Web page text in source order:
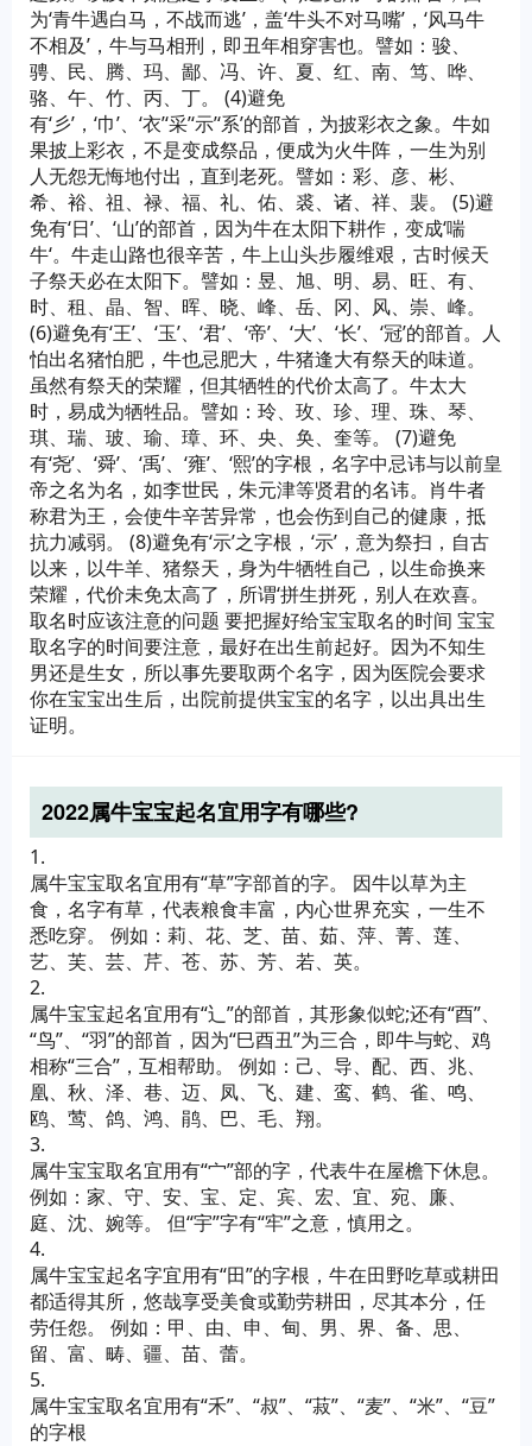
为‘青牛遇白马，不战而逃’，盖‘牛头不对马嘴’，‘风马牛
不相及’，牛与马相刑，即丑年相穿害也。譬如：骏、
骋、民、腾、玛、鄙、冯、许、夏、红、南、笃、哗、
骆、午、竹、丙、丁。 (4)避免
有‘彡’，‘巾’、‘衣’‘采’‘示’‘系’的部首，为披彩衣之象。牛如
果披上彩衣，不是变成祭品，便成为火牛阵，一生为别
人无怨无悔地付出，直到老死。譬如：彩、彦、彬、
希、裕、祖、禄、福、礼、佑、裘、诸、祥、裴。 (5)避
免有‘日’、‘山’的部首，因为牛在太阳下耕作，变成‘喘
牛‘。牛走山路也很辛苦，牛上山头步履维艰，古时候天
子祭天必在太阳下。譬如：昱、旭、明、易、旺、有、
时、租、晶、智、晖、晓、峰、岳、冈、风、崇、峰。
(6)避免有‘王’、‘玉’、‘君’、‘帝’、‘大’、‘长’、‘冠’的部首。人
怕出名猪怕肥，牛也忌肥大，牛猪逢大有祭天的味道。
虽然有祭天的荣耀，但其牺牲的代价太高了。牛太大
时，易成为牺牲品。譬如：玲、玫、珍、理、珠、琴、
琪、瑞、玻、瑜、璋、环、央、奂、奎等。 (7)避免
有‘尧’、‘舜’、‘禹’、‘雍’、‘熙’的字根，名字中忌讳与以前皇
帝之名为名，如李世民，朱元津等贤君的名讳。肖牛者
称君为王，会使牛辛苦异常，也会伤到自己的健康，抵
抗力减弱。 (8)避免有‘示’之字根，‘示’，意为祭扫，自古
以来，以牛羊、猪祭天，身为牛牺牲自己，以生命换来
荣耀，代价未免太高了，所谓‘拼生拼死，别人在欢喜。
取名时应该注意的问题 要把握好给宝宝取名的时间 宝宝
取名字的时间要注意，最好在出生前起好。因为不知生
男还是生女，所以事先要取两个名字，因为医院会要求
你在宝宝出生后，出院前提供宝宝的名字，以出具出生
证明。
2022属牛宝宝起名宜用字有哪些?
1.
属牛宝宝取名宜用有“草”字部首的字。 因牛以草为主
食，名字有草，代表粮食丰富，内心世界充实，一生不
悉吃穿。 例如：莉、花、芝、苗、茹、萍、菁、莲、
艺、芙、芸、芹、苍、苏、芳、若、英。
2.
属牛宝宝起名宜用有“辶”的部首，其形象似蛇;还有“酉”、
“鸟”、“羽”的部首，因为“巳酉丑”为三合，即牛与蛇、鸡
相称“三合”，互相帮助。 例如：己、导、配、西、兆、
凰、秋、泽、巷、迈、凤、飞、建、鸾、鹤、雀、鸣、
鸥、莺、鸽、鸿、鹃、巴、毛、翔。
3.
属牛宝宝取名宜用有“宀”部的字，代表牛在屋檐下休息。
例如：家、守、安、宝、定、宾、宏、宜、宛、廉、
庭、沈、婉等。 但“宇”字有“牢”之意，慎用之。
4.
属牛宝宝起名字宜用有“田”的字根，牛在田野吃草或耕田
都适得其所，悠哉享受美食或勤劳耕田，尽其本分，任
劳任怨。 例如：甲、由、申、甸、男、界、备、思、
留、富、畴、疆、苗、蕾。
5.
属牛宝宝取名宜用有“禾”、“叔”、“菽”、“麦”、“米”、“豆”
的字根